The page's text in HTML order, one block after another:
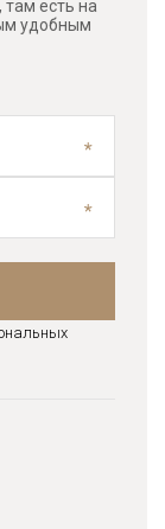
там есть на
удобным